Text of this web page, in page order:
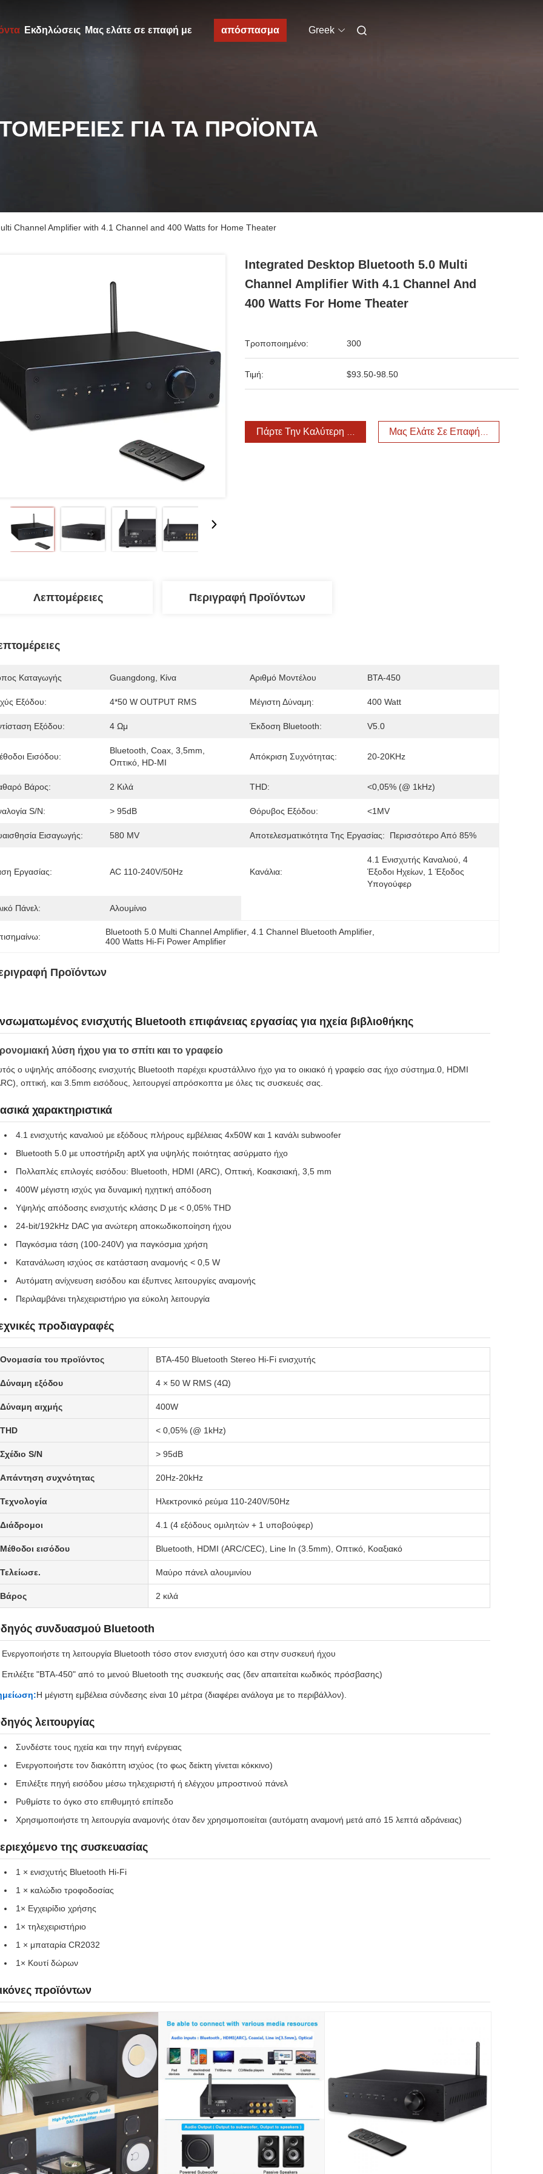
Εκδηλώσεις Μας ελάτε σε επαφή με απόσπασμα Greek
ΓΙΑ ΤΑ ΠΡΟΪΌΝΤΑ
Channel Amplifier with 4.1 Channel and 400 Watts for Home Theater
Integrated Desktop Bluetooth 5.0 Multi
Channel Amplifier With 4.1 Channel And
400 Watts For Home Theater
Τροποποιημένο: 300
Τιμή: $93.50-98.50
Πάρτε Την Καλύτερη Τιμή Μας Ελάτε Σε Επαφή Με
Λεπτομέρειες Περιγραφή Προϊόντων
Καταγωγής Guangdong, Κίνα Αριθμό Μοντέλου ΒΤΑ-450
Εξόδου: 4*50 W OUTPUT RMS Μέγιστη Δύναμη: 400 Watt
Εξόδου: 4 Ωμ Έκδοση Bluetooth: V5.0
Εισόδου:
Bluetooth, Coax, 3,5mm,
Οπτικό, HD-MI
Απόκριση Συχνότητας: 20-20KHz
Βάρος: 2 Κιλά THD: <0,05% (@ 1kHz)
S/N: > 95dB Θόρυβος Εξόδου: <1MV
Εισαγωγής: 580 MV Αποτελεσματικότητα Της Εργασίας: Περισσότερο Από 85%
Εργασίας: AC 110-240V/50Hz Κανάλια:
4.1 Ενισχυτής Καναλιού, 4
Έξοδοι Ηχείων, 1 Έξοδος
Υπογούφερ
Πάνελ: Αλουμίνιο
Bluetooth 5.0 Multi Channel Amplifier , 4.1 Channel Bluetooth Amplifier
400 Watts Hi-Fi Power Amplifier
Προϊόντων
ενισχυτής Bluetooth επιφάνειας εργασίας για ηχεία βιβλιοθήκης
λύση ήχου για το σπίτι και το γραφείο
ο υψηλής απόδοσης ενισχυτής Bluetooth παρέχει κρυστάλλινο ήχο για το οικιακό ή γραφείο σας ήχο σύστημα.0, HDMI
οπτική, και 3.5mm εισόδους, λειτουργεί απρόσκοπτα με όλες τις συσκευές σας.
χαρακτηριστικά
4.1 ενισχυτής καναλιού με εξόδους πλήρους εμβέλειας 4x50W και 1 κανάλι subwoofer
Bluetooth 5.0 με υποστήριξη aptX για υψηλής ποιότητας ασύρματο ήχο
Πολλαπλές επιλογές εισόδου: Bluetooth, HDMI (ARC), Οπτική, Κοακσιακή, 3,5 mm
400W μέγιστη ισχύς για δυναμική ηχητική απόδοση
Υψηλής απόδοσης ενισχυτής κλάσης D με < 0,05% THD
24-bit/192kHz DAC για ανώτερη αποκωδικοποίηση ήχου
Παγκόσμια τάση (100-240V) για παγκόσμια χρήση
Κατανάλωση ισχύος σε κατάσταση αναμονής < 0,5 W
Αυτόματη ανίχνευση εισόδου και έξυπνες λειτουργίες αναμονής
Περιλαμβάνει τηλεχειριστήριο για εύκολη λειτουργία
προδιαγραφές
Ονομασία του προϊόντος BTA-450 Bluetooth Stereo Hi-Fi ενισχυτής
Δύναμη εξόδου 4 × 50 W RMS (4Ω)
Δύναμη αιχμής 400W
ΤHD < 0,05% (@ 1kHz)
Σχέδιο S/N > 95dB
Απάντηση συχνότητας 20Hz-20kHz
Τεχνολογία Ηλεκτρονικό ρεύμα 110-240V/50Hz
Διάδρομοι 4.1 (4 εξόδους ομιλητών + 1 υποβούφερ)
Μέθοδοι εισόδου Bluetooth, HDMI (ARC/CEC), Line In (3.5mm), Οπτικό, Κοαξιακό
Τελείωσε. Μαύρο πάνελ αλουμινίου
Βάρος 2 κιλά
συνδυασμού Bluetooth
τη λειτουργία Bluetooth τόσο στον ενισχυτή όσο και στην συσκευή ήχου
"BTA-450" από το μενού Bluetooth της συσκευής σας (δεν απαιτείται κωδικός πρόσβασης)
Η μέγιστη εμβέλεια σύνδεσης είναι 10 μέτρα (διαφέρει ανάλογα με το περιβάλλον).
λειτουργίας
Συνδέστε τους ηχεία και την πηγή ενέργειας
Ενεργοποιήστε τον διακόπτη ισχύος (το φως δείκτη γίνεται κόκκινο)
Επιλέξτε πηγή εισόδου μέσω τηλεχειριστή ή ελέγχου μπροστινού πάνελ
Ρυθμίστε το όγκο στο επιθυμητό επίπεδο
Χρησιμοποιήστε τη λειτουργία αναμονής όταν δεν χρησιμοποιείται (αυτόματη αναμονή μετά από 15 λεπτά αδράνειας)
της συσκευασίας
1 × ενισχυτής Bluetooth Hi-Fi
1 × καλώδιο τροφοδοσίας
1× Εγχειρίδιο χρήσης
1× τηλεχειριστήριο
1 × μπαταρία CR2032
1× Κουτί δώρων
προϊόντων